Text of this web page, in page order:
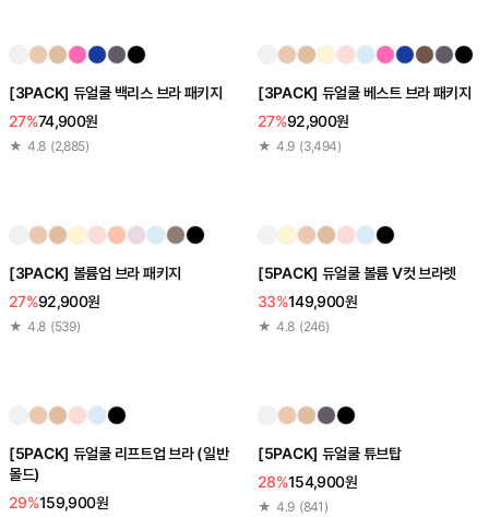
[3PACK] 듀얼쿨 백리스 브라 패키지
27%74,900원
★ 4.8 (2,885)
[3PACK] 듀얼쿨 베스트 브라 패키지
27%92,900원
★ 4.9 (3,494)
[3PACK] 볼륨업 브라 패키지
27%92,900원
★ 4.8 (539)
[5PACK] 듀얼쿨 볼륨 V컷 브라렛
33%149,900원
★ 4.8 (246)
[5PACK] 듀얼쿨 리프트업 브라 (일반
몰드)
29%159,900원
[5PACK] 듀얼쿨 튜브탑
28%154,900원
★ 4.9 (841 )